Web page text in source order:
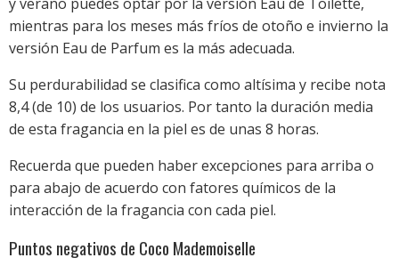
mientras para los meses más fríos de otoño e invierno la
versión Eau de Parfum es la más adecuada.
Su perdurabilidad se clasifica como altísima y recibe nota
8,4 (de 10) de los usuarios. Por tanto la duración media
de esta fragancia en la piel es de unas 8 horas.
Recuerda que pueden haber excepciones para arriba o
para abajo de acuerdo con fatores químicos de la
interacción de la fragancia con cada piel.
Puntos negativos de Coco Mademoiselle